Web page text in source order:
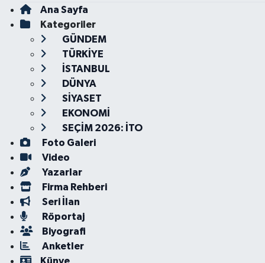
Ana Sayfa
Kategoriler
GÜNDEM
TÜRKİYE
İSTANBUL
DÜNYA
SİYASET
EKONOMİ
SEÇİM 2026: İTO
Foto Galeri
Video
Yazarlar
Firma Rehberi
Seri İlan
Röportaj
Biyografi
Anketler
Künye